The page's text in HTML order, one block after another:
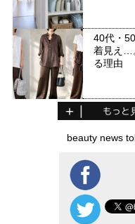
40代・
着見え…
る理由
もっと
beauty news